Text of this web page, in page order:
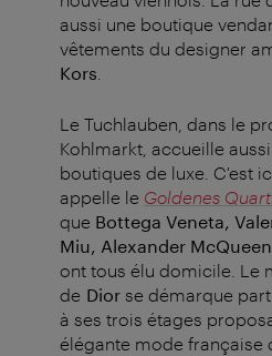
aussi une boutique
vêtements du designer
Kors
Le Tuchlauben, dans le
Kohlmarkt, accueille
boutiques de luxe. C'est
appelle le Goldenes
que Bottega Veneta,
Miu, Alexander McQueen
ont tous élu domicile. Le
de Dior se démarque
à ses trois étages
élégante mode française